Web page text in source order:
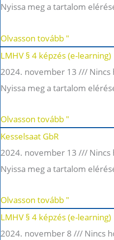
Nyissa meg a tartalom
Olvasson tovább "
LMHV § 4 képzés (e-learning)
2024. november 13
Nincs
Nyissa meg a tartalom
Olvasson tovább "
Kesselsaat GbR
2024. november 13
Nincs
Nyissa meg a tartalom
Olvasson tovább "
LMHV § 4 képzés (e-learning)
2024. november 8
Nincs